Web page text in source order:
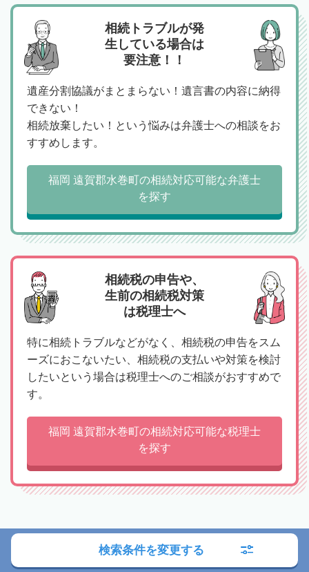
相続トラブルが発
生している場合は
要注意！！
遺産分割協議がまとまらない！遺言書の内容に納得
できない！
相続放棄したい！という悩みは弁護士への相談をお
すすめします。
福岡 遠賀郡水巻町の相続対応可能な弁護士
を探す
相続税の申告や、
生前の相続税対策
は税理士へ
特に相続トラブルなどがなく、相続税の申告をスム
ーズにおこないたい、相続税の支払いや対策を検討
したいという場合は税理士へのご相談がおすすめで
す。
福岡 遠賀郡水巻町の相続対応可能な税理士
を探す
司法書士への相談の流れ
検索条件を変更する